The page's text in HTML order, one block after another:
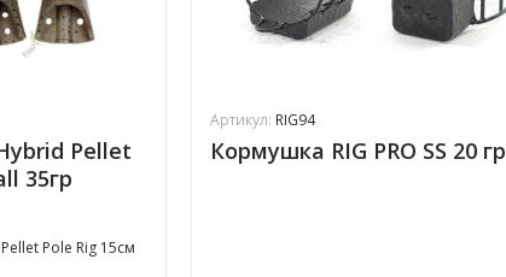
Pellet
35гр
Pole Rig 15см
Артикул: RIG94
Кормушка RIG PRO SS 20 гр